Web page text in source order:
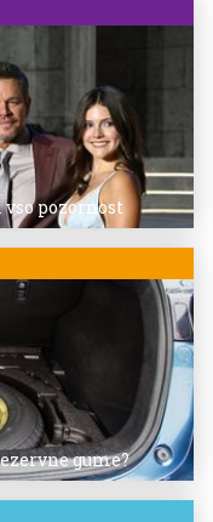
pozornost
gume?